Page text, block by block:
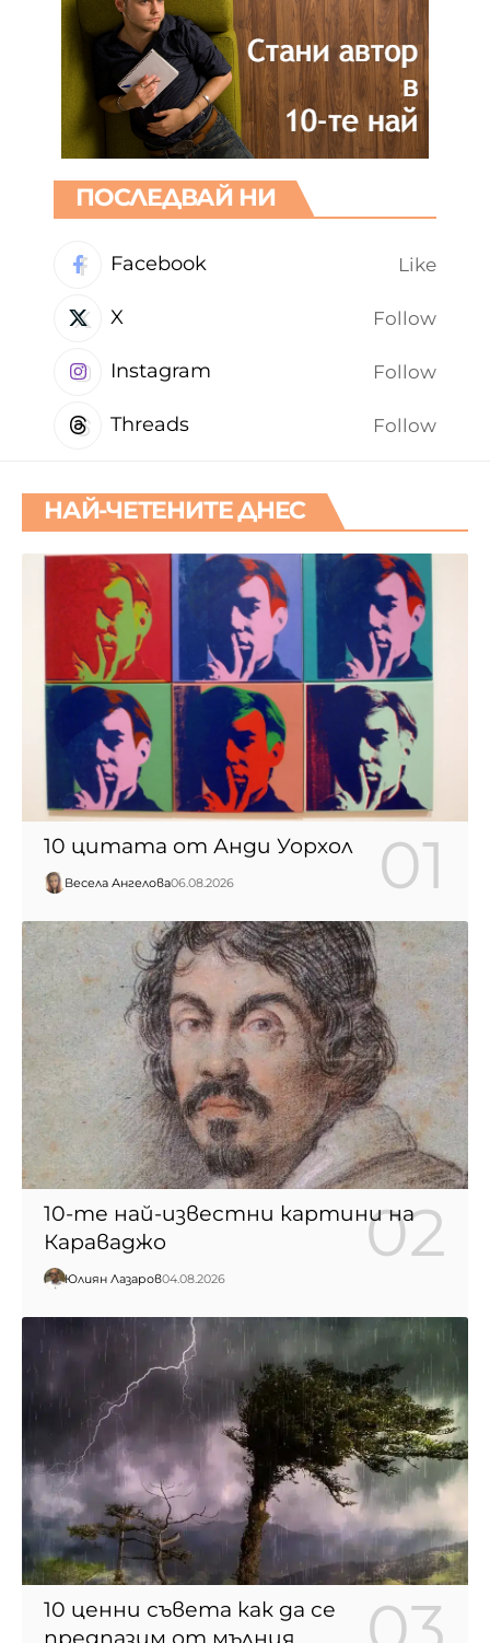
ПОСЛЕДВАЙ НИ
Facebook Like
X Follow
Instagram Follow
Threads Follow
НАЙ-ЧЕТЕНИТЕ ДНЕС
10 цитата от Анди Уорхол
Весела Ангелова06.08.2026
10-те най-известни картини на
Караваджо
Юлиян Лазаров04.08.2026
10 ценни съвета как да се